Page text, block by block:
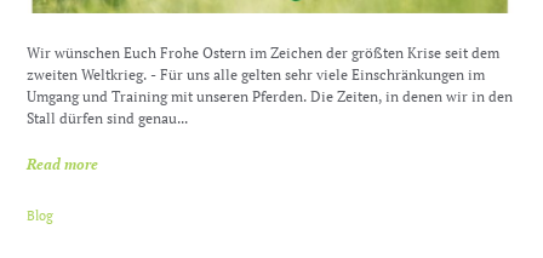
Wir wünschen Euch Frohe Ostern im Zeichen der größten Krise seit dem
zweiten Weltkrieg. - Für uns alle gelten sehr viele Einschränkungen im
Umgang und Training mit unseren Pferden. Die Zeiten, in denen wir in den
Stall dürfen sind genau...
Read more
Blog